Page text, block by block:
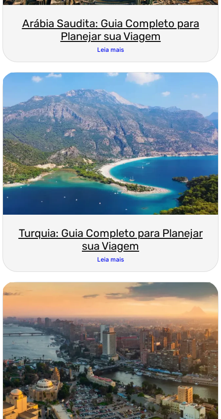
Arábia Saudita: Guia Completo para
Planejar sua Viagem
Leia mais
Turquia: Guia Completo para Planejar
sua Viagem
Leia mais